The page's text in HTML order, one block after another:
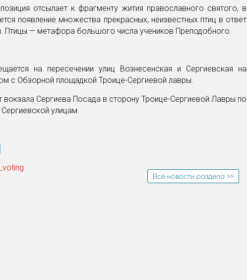
отсылает к фрагменту жития православного святого, в
появление множества прекрасных, неизвестных птиц в ответ
Птицы — метафора большого числа учеников Преподобного.
на пересечении улиц Вознесенская и Сергиевская на
с Обзорной площадкой Троице-Сергиевой лавры.
вокзала Сергиева Посада в сторону Троице-Сергиевой Лавры по
улицам.
Все новости раздела >>